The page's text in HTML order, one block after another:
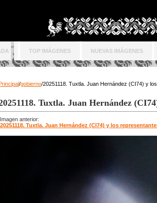
TOP IMÁGENES NUEVAS IMÁGENES
/gobierno/20251118. Tuxtla. Juan Hernández (CI74) y
Tuxtla. Juan Hernández
Imagen anterior:
20251118. Tuxtla. Juan Hernández (CI74) y los